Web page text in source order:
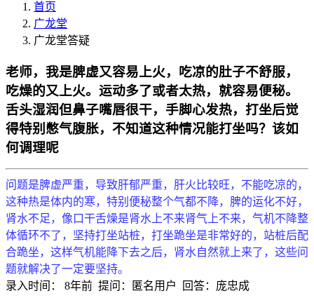
首页
广龙堂
广龙堂答疑
老师，我是脾虚又容易上火，吃凉的肚子不舒服，
吃燥的又上火。运动多了或者太热，就容易便秘。
舌头湿润但鼻子嘴唇很干，手脚心发热，打坐后觉
得特别憋气腹胀，不知道这种情况能打坐吗？该如
何调理呢
问题是脾虚严重，导致肝郁严重，肝火比较旺，不能吃凉的，
这种热是体内的寒，特别便秘整个气都不降，脾的运化不好，
肾水不足，像口干舌燥是肾水上不来肾气上不来，气机不降整
体循环不了，坚持打坐站桩，打坐跪坐是非常好的，站桩后配
合跪坐，这样气机能降下去之后，肾水自然就上来了，这些问
题就解决了一定要坚持。
录入时间：
8年前 提问： 匿名用户 回答： 庞忠成